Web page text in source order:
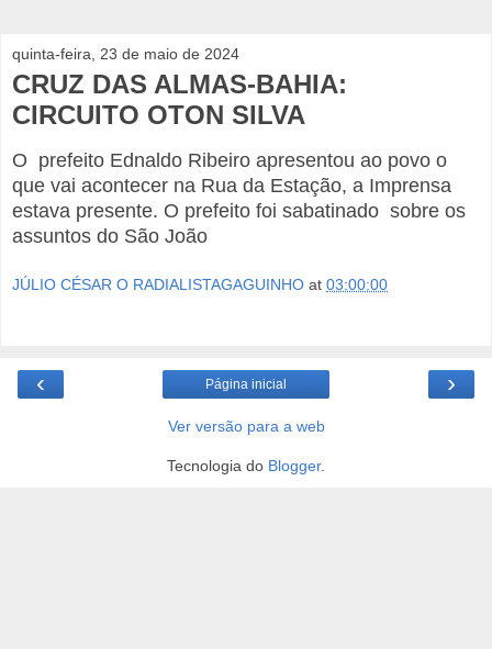
quinta-feira, 23 de maio de 2024
CRUZ DAS ALMAS-BAHIA:
CIRCUITO OTON SILVA
O prefeito Ednaldo Ribeiro apresentou ao povo o
que vai acontecer na Rua da Estação, a Imprensa
estava presente. O prefeito foi sabatinado sobre os
assuntos do São João
JÚLIO CÉSAR O RADIALISTAGAGUINHO at 03:00:00
‹ ›
Página inicial
Ver versão para a web
Tecnologia do Blogger.